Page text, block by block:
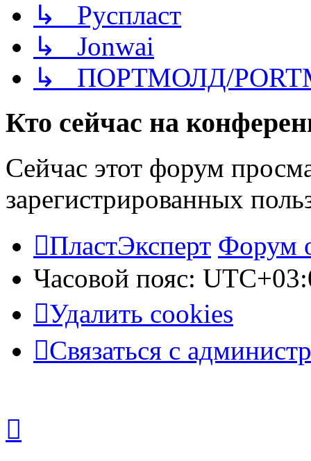
↳ Руспласт
↳ Jonwai
↳ ПОРТМОЛД/
Кто сейчас на
Сейчас этот форум
зарегистрированных
ПластЭксперт Форум
Часовой пояс:
Удалить cookies
Связаться с